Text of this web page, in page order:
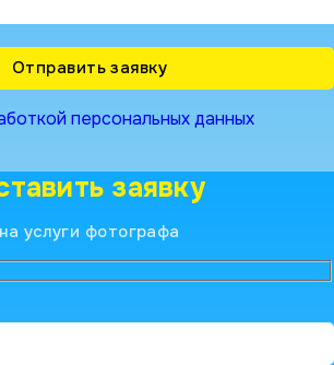
персональных данных
заявку
на услуги фотографа